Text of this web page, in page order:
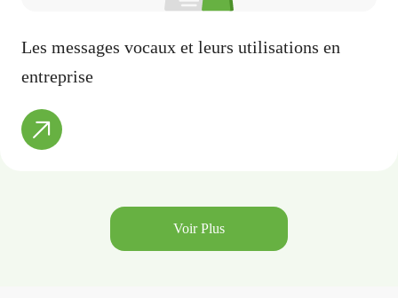
Les messages vocaux et leurs utilisations en
entreprise
Voir Plus